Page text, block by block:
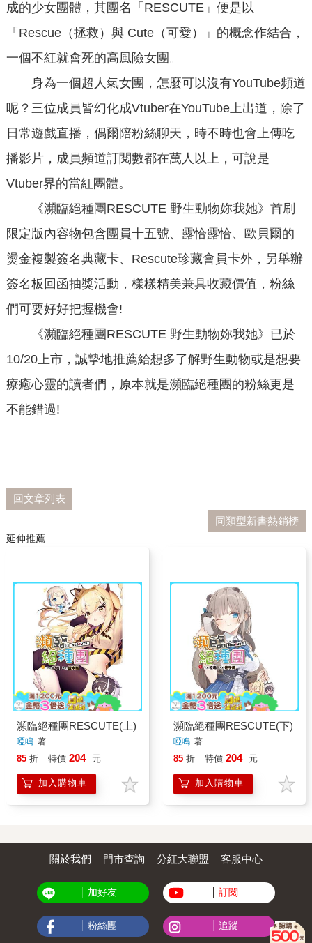
成的少女團體，其團名「RESCUTE」便是以
「Rescue（拯救）與 Cute（可愛）」的概念作結合，
一個不紅就會死的高風險女團。
身為一個超人氣女團，怎麼可以沒有YouTube頻道
呢？三位成員皆幻化成Vtuber在YouTube上出道，除了
日常遊戲直播，偶爾陪粉絲聊天，時不時也會上傳吃
播影片，成員頻道訂閱數都在萬人以上，可說是
Vtuber界的當紅團體。
《瀕臨絕種團RESCUTE 野生動物妳我她》首刷
限定版內容物包含團員十五號、露恰露恰、歐貝爾的
燙金複製簽名典藏卡、Rescute珍藏會員卡外，另舉辦
簽名板回函抽獎活動，樣樣精美兼具收藏價值，粉絲
們可要好好把握機會!
《瀕臨絕種團RESCUTE 野生動物妳我她》已於
10/20上市，誠摯地推薦給想多了解野生動物或是想要
療癒心靈的讀者們，原本就是瀕臨絕種團的粉絲更是
不能錯過!
回文章列表
同類型新書熱銷榜
延伸推薦
瀕臨絕種團RESCUTE(上)
啞鳴著
85 折 特價 204 元
加入購物車
瀕臨絕種團RESCUTE(下)
啞鳴著
85 折 特價 204 元
加入購物車
關於我們 門市查詢 分紅大聯盟 客服中心
加好友 訂閱
粉絲團 追蹤